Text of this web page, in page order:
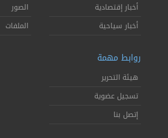
أخبار إقتصادية
أخبار سياحية
الصور
الملفات
روابط مهمة
هيئة التحرير
تسجيل عضوية
إتصل بنا